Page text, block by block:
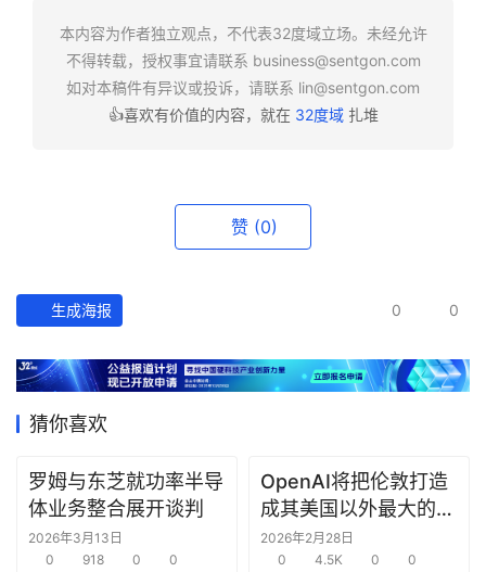
数
据
研
报
告
本内容为作者独立观点，不代表32度域立场。未经允许
不得转载，授权事宜请联系 business@sentgon.com
如对本稿件有异议或投诉，请联系 lin@sentgon.com
👍喜欢有价值的内容，就在 32度域扎堆
赞 (0)
生成海报 0 0
猜你喜欢
罗姆与东芝就功率半导
体业务整合展开谈判
2026年3月13日
0
918 0 0
OpenAI将把伦敦打造
成其美国以外最大的研
究中心
2026年2月28日
0
4.5K 0 0